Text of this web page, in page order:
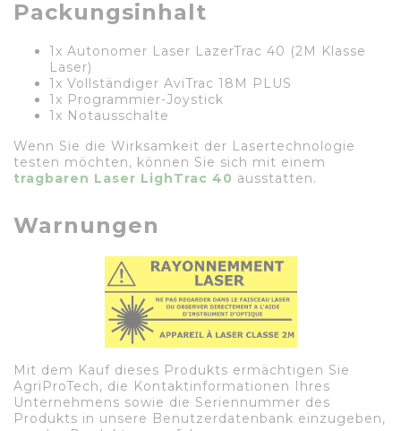
Packungsinhalt
1x Autonomer Laser LazerTrac 40 (2M Klasse
Laser)
1x Vollständiger AviTrac 18M PLUS
1x Programmier-Joystick
1x Notausschalte
Wenn Sie die Wirksamkeit der Lasertechnologie
testen möchten, können Sie sich mit einem
tragbaren Laser LighTrac 40 ausstatten.
Warnungen
Mit dem Kauf dieses Produkts ermächtigen Sie
AgriProTech, die Kontaktinformationen Ihres
Unternehmens sowie die Seriennummer des
Produkts in unsere Benutzerdatenbank einzugeben,